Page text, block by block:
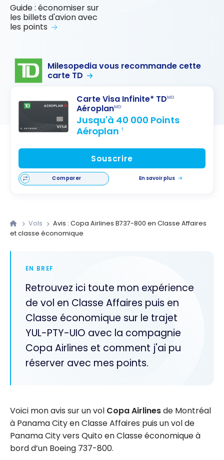
Guide : économiser sur
les billets d'avion avec
les points
Milesopedia vous recommande cette
carte TD
Carte Visa Infinite* TDMD
AéroplanMD
Jusqu'à 40 000 Points
Aéroplan †
Souscrire
Comparer En savoir plus
Vols
Avis : Copa Airlines B737-800 en Classe Affaires
et classe économique
EN BREF
Retrouvez ici toute mon expérience
de vol en Classe Affaires puis en
Classe économique sur le trajet
YUL-PTY-UIO avec la compagnie
Copa Airlines et comment j'ai pu
réserver avec mes points.
Voici mon avis sur un vol Copa Airlinesde Montréal
à Panama City en Classe Affaires puis un vol de
Panama City vers Quito en Classe économique à
bord d’un Boeing 737-800.